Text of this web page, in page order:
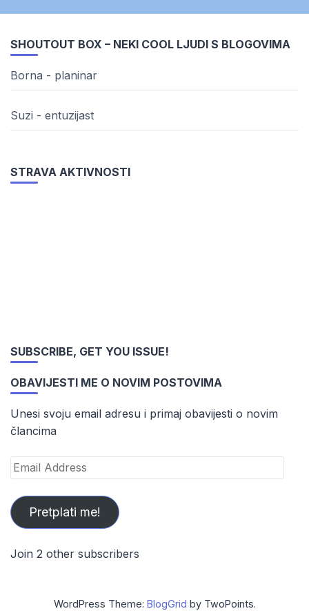
SHOUTOUT BOX – NEKI COOL LJUDI S BLOGOVIMA
Borna - planinar
Suzi - entuzijast
STRAVA AKTIVNOSTI
SUBSCRIBE, GET YOU ISSUE!
OBAVIJESTI ME O NOVIM POSTOVIMA
Unesi svoju email adresu i primaj obavijesti o novim
člancima
Email
Address
Pretplati me!
Join 2 other subscribers
WordPress Theme: BlogGrid by TwoPoints.